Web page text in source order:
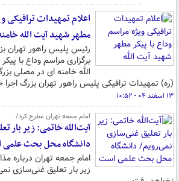
اعلام تمهیدات ترافیکی
مطهر شهید آیت الله
رئیس پلیس راهور تهران
برگزاری مراسم وداع با
الله خامنه ای در مصلی
(ره) تمهیدات ترافیکی پلیس راهور تهران بزرگ
۱۳ اسفند ۰۴ - ۱۰:۵۲
امام جمعه تهران مطرح کرد/
آیت‌الله خاتمی: زیر بار
دانشگاه محل بحث
امام جمعه تهران درباره
زیر بار تعلیق غنی‌سازی